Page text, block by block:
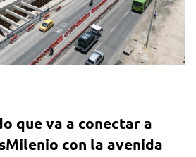
que va a conectar a
con la avenida